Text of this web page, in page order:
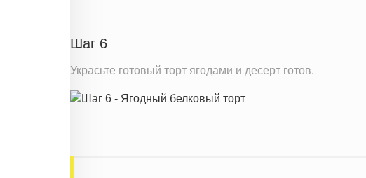
Шаг 6
Украсьте готовый торт ягодами и десерт готов.